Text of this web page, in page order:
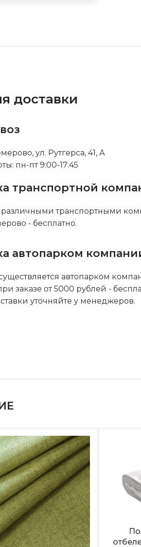
доставки
ул. Рутгерса, 41, А
пн-пт 9:00-17:45
транспортной
различными транспортными
- бесплатно.
автопарком
автопарком
заказе от 5000 рублей -
уточняйте у менеджеров.